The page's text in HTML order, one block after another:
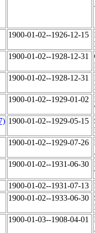
1900-01-02--1926-12-15
1900-01-02--1928-12-31
1900-01-02--1928-12-31
1900-01-02--1929-01-02
1900-01-02--1929-05-15
1900-01-02--1929-07-26
1900-01-02--1931-06-30
1900-01-02--1931-07-13
1900-01-02--1933-06-30
1900-01-03--1908-04-01